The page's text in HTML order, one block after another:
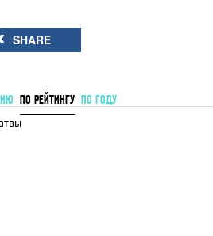
SHARE
ПО РЕЙТИНГУ ПО ГОДУ